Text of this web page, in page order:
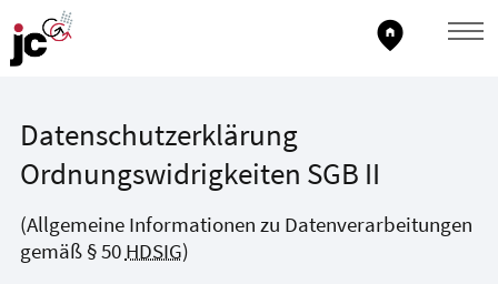
home_pin
Datenschutzerklärung
Ordnungswidrigkeiten SGB II
(Allgemeine Informationen zu Datenverarbeitungen
gemäß § 50 HDSIG)